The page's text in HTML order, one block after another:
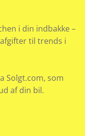
i din indbakke –
til trends i
Solgt.com, som
af din bil.